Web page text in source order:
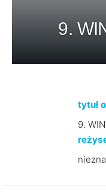
9.
tytuł
9.